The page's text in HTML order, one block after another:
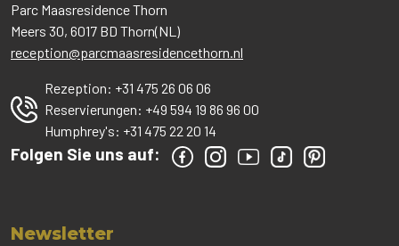
Parc Maasresidence Thorn
Meers 30, 6017 BD Thorn(NL)
reception@parcmaasresidencethorn.nl
Rezeption: +31 475 26 06 06
Reservierungen: +49 594 19 86 96 00
Humphrey's: +31 475 22 20 14
Folgen Sie uns auf:
Newsletter